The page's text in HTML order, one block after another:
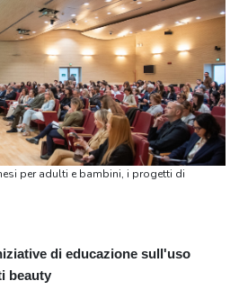
per adulti e bambini, i progetti di
di educazione sull'uso
beauty